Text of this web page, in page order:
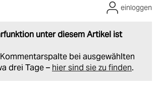
unter diesem Artikel ist
bei ausgewählten
drei Tage – hier sind sie zu finden.
einloggen